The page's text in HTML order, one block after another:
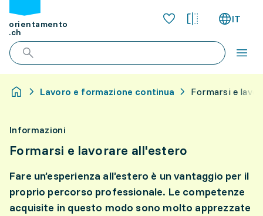
orientamento
.ch
IT
Lavoro e formazione continua Formarsi e
Informazioni
Formarsi e lavorare all'estero
Fare un’esperienza all’estero è un vantaggio per il
proprio percorso professionale. Le competenze
acquisite in questo modo sono molto apprezzate